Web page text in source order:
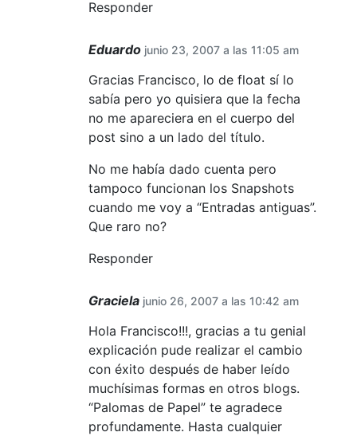
Responder
Eduardo junio 23, 2007 a las 11:05 am
Gracias Francisco, lo de float sí lo
sabía pero yo quisiera que la fecha
no me apareciera en el cuerpo del
post sino a un lado del título.
No me había dado cuenta pero
tampoco funcionan los Snapshots
cuando me voy a “Entradas antiguas”.
Que raro no?
Responder
Graciela junio 26, 2007 a las 10:42 am
Hola Francisco!!!, gracias a tu genial
explicación pude realizar el cambio
con éxito después de haber leído
muchísimas formas en otros blogs.
“Palomas de Papel” te agradece
profundamente. Hasta cualquier